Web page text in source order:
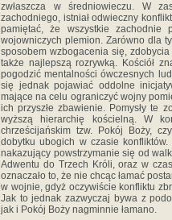
zwłaszcza w średniowieczu. W
zachodniego, istniał odwieczny
pamiętać, że wszystkie zachodnie
wojowniczych plemion. Zarówno dla
sposobem wzbogacenia się,
także najlepszą rozrywką. Kościół
pogodzić mentalności ówczesnych
się jednak pojawiać oddolne
mające na celu ograniczyć wojny
ich przyszłe zbawienie. Pomysły te
wyższą hierarchię kościelną. W
chrześcijańskim tzw. Pokój Boży,
dobytku ubogich w czasie
nakazujący powstrzymanie się od
Adwentu do Trzech Króli, oraz w
oznaczało to, że nie chcąc łamać
w wojnie, gdyż oczywiście konfliktu
Jak to jednak zazwyczaj bywa z
jak i Pokój Boży nagminnie łamano.